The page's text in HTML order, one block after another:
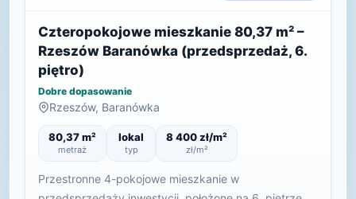
Czteropokojowe mieszkanie 80,37 m² –
Rzeszów Baranówka (przedsprzedaż, 6.
piętro)
Dobre dopasowanie
Rzeszów, Baranówka
80,37 m²
metraż
lokal
typ
8 400 zł/m²
zł/m²
Przestronne 4-pokojowe mieszkanie w